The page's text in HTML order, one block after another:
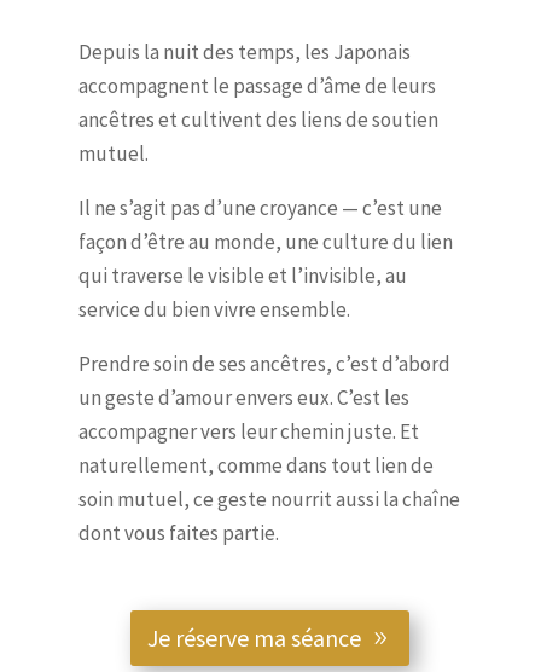
Depuis la nuit des temps, les Japonais
accompagnent le passage d’âme de leurs
ancêtres et cultivent des liens de soutien
mutuel.
Il ne s’agit pas d’une croyance — c’est une
façon d’être au monde, une culture du lien
qui traverse le visible et l’invisible, au
service du bien vivre ensemble.
Prendre soin de ses ancêtres, c’est d’abord
un geste d’amour envers eux. C’est les
accompagner vers leur chemin juste. Et
naturellement, comme dans tout lien de
soin mutuel, ce geste nourrit aussi la chaîne
dont vous faites partie.
Je réserve ma séance